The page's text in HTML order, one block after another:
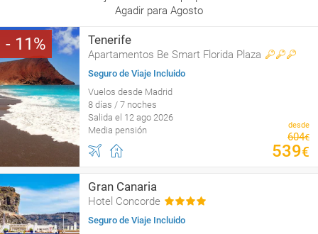
Agadir para Agosto
11 Tenerife
Apartamentos Be Smart Florida Plaza
Seguro de Viaje Incluido
Vuelos desde Madrid
8 días / 7 noches
Salida el 12 ago 2026
Media pensión
desde
604€
539€
Gran Canaria
Hotel Concorde
Seguro de Viaje Incluido